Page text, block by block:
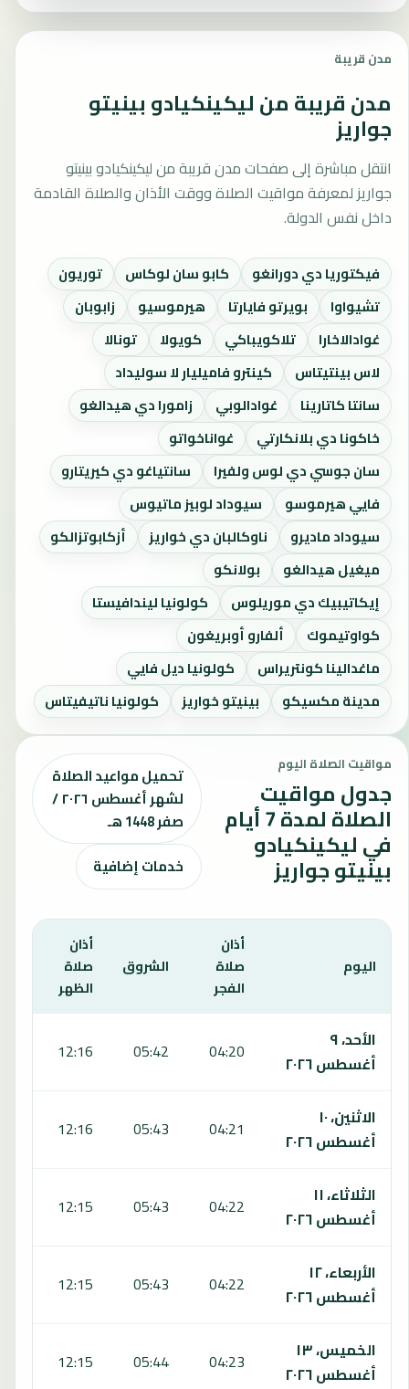
مدن قريبة
مدن قريبة من ليكينكيادو بينيتو
جواريز
انتقل مباشرة إلى صفحات مدن قريبة من ليكينكيادو بينيتو
جواريز لمعرفة مواقيت الصلاة ووقت الأذان والصلاة القادمة
داخل نفس الدولة.
فيكتوريا دي دورانغو كابو سان لوكاس
توريون
تشيواوا
بويرتو فايارتا هيرموسيو
زابوبان
غوادالاخارا
تلاكويباكي كويولا
تونالا
لاس بينتيتاس
كينترو فاميليار لا سوليداد
سانتا كاتارينا
غوادالوبي
زامورا دي هيدالغو
خاكونا دي بلانكارتي
غواناخواتو
سان جوسي دي لوس ولفيرا
سانتياغو دي كيريتارو
فايي هيرموسو
سيوداد لوبيز ماتيوس
سيوداد ماديرو
ناوكالبان دي خواريز
أزكابوتزالكو
ميغيل هيدالغو
بولانكو
إيكاتيبيك دي موريلوس
كولونيا ليندافيستا
كواوتيموك
ألفارو أوبريغون
ماغدالينا كونتريراس
كولونيا ديل فايي
مدينة مكسيكو
بينيتو خواريز كولونيا ناتيفيتاس
مواقيت الصلاة اليوم
جدول مواقيت
الصلاة لمدة 7 أيام
في ليكينكيادو
بينيتو جواريز
تحميل مواعيد الصلاة
لشهر أغسطس ٢٠٢٦ /
صفر 1448 هـ
خدمات إضافية
اليوم
أذان
صلاة
الفجر
الشروق
أذان
صلاة
الظهر
الأحد، ٩
أغسطس ٢٠٢٦
04:20
05:42
12:16
الاثنين، ١٠
أغسطس ٢٠٢٦
04:21
05:43
12:16
الثلاثاء، ١١
أغسطس ٢٠٢٦
04:22
05:43
12:15
الأربعاء، ١٢
أغسطس ٢٠٢٦
04:22
05:43
12:15
الخميس، ١٣
أغسطس ٢٠٢٦
04:23
05:44
12:15